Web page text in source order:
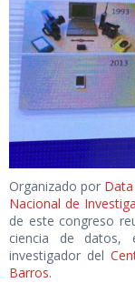
Organizado por
Nacional de
de este congreso
ciencia de datos,
investigador del
Barros.